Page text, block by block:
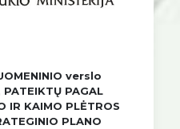
verslo
PATEIKTŲ PAGAL
IR KAIMO PLĖTROS
PLANO